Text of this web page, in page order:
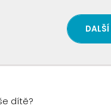
DALŠÍ
dítě?